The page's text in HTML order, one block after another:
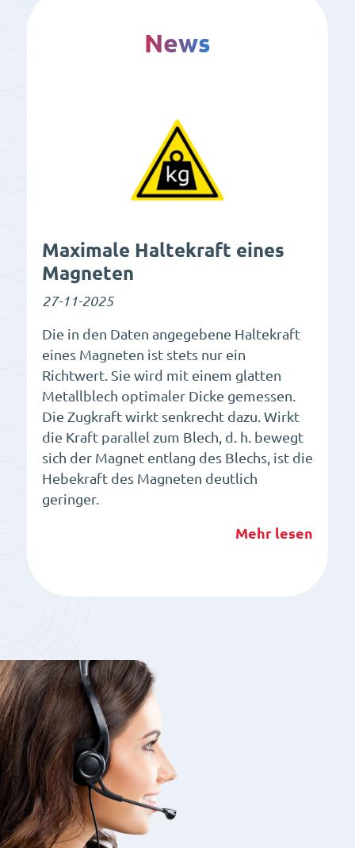
News
Maximale Haltekraft eines
Magneten
27-11-2025
Die in den Daten angegebene Haltekraft
eines Magneten ist stets nur ein
Richtwert. Sie wird mit einem glatten
Metallblech optimaler Dicke gemessen.
Die Zugkraft wirkt senkrecht dazu. Wirkt
die Kraft parallel zum Blech, d. h. bewegt
sich der Magnet entlang des Blechs, ist die
Hebekraft des Magneten deutlich
geringer.
Mehr lesen